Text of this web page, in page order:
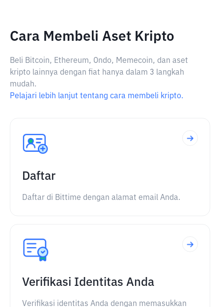
Cara Membeli Aset Kripto
Beli Bitcoin, Ethereum, Ondo, Memecoin, dan aset
kripto lainnya dengan fiat hanya dalam 3 langkah
mudah.
Pelajari lebih lanjut tentang cara membeli kripto.
Daftar
Daftar di Bittime dengan alamat email Anda.
Verifikasi Identitas Anda
Verifikasi identitas Anda dengan memasukkan